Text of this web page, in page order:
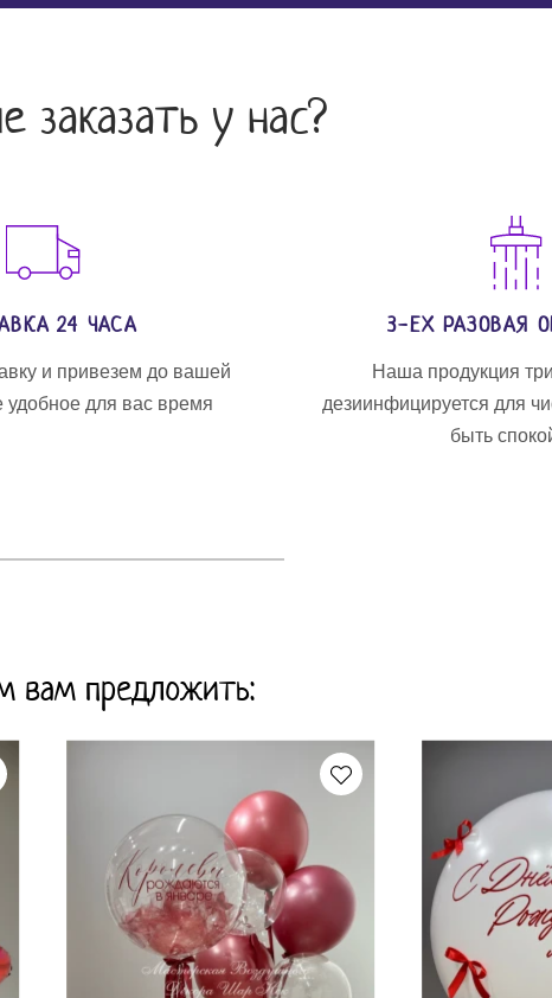
заказать у нас?
24 ЧАСА
и привезем до вашей
удобное для вас время
3-ЕХ РАЗОВАЯ
Наша продукция
дезиинфицируется для
быть
вам предложить: